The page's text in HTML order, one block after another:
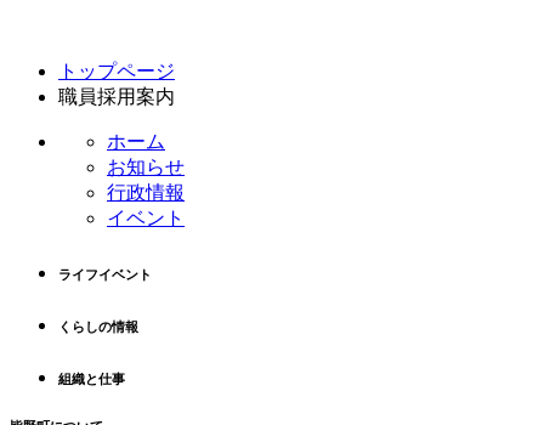
トップページ
職員採用案内
ホーム
お知らせ
行政情報
イベント
ライフイベント
くらしの情報
組織と仕事